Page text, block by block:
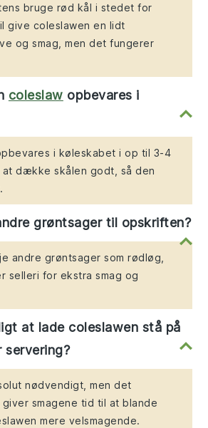
bruge rød kål i stedet for
give coleslawen en lidt
og smag, men det fungerer
coleslaw opbevares i
i køleskabet i op til 3-4
dække skålen godt, så den
grøntsager til opskriften?
andre grøntsager som rødløg,
selleri for ekstra smag og
at lade coleslawen stå på
servering?
nødvendigt, men det
smagene tid til at blande
mere velsmagende.